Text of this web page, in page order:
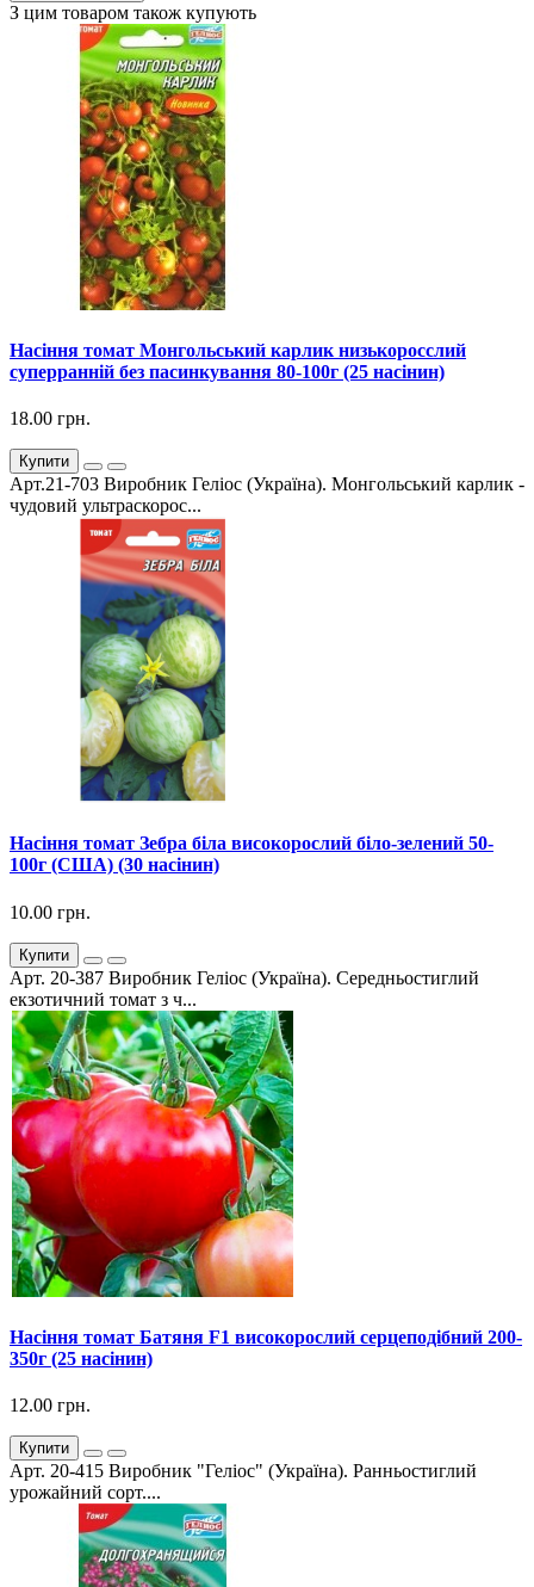
З цим товаром також купують
Насіння томат Монгольський карлик низькоросслий
суперранній без пасинкування 80-100г (25 насінин)
18.00 грн.
Купити
Арт.21-703 Виробник Геліос (Україна). Монгольський карлик -
чудовий ультраскорос...
Насіння томат Зебра біла високорослий біло-зелений 50-
100г (США) (30 насінин)
10.00 грн.
Купити
Арт. 20-387 Виробник Геліос (Україна). Середньостиглий
екзотичний томат з ч...
Насіння томат Батяня F1 високорослий серцеподібний 200-
350г (25 насінин)
12.00 грн.
Купити
Арт. 20-415 Виробник "Геліос" (Україна). Ранньостиглий
урожайний сорт....